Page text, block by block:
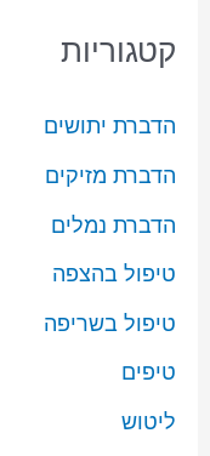
קטגוריות
הדברת יתושים
הדברת מזיקים
הדברת נמלים
טיפול בהצפה
טיפול בשריפה
טיפים
ליטוש